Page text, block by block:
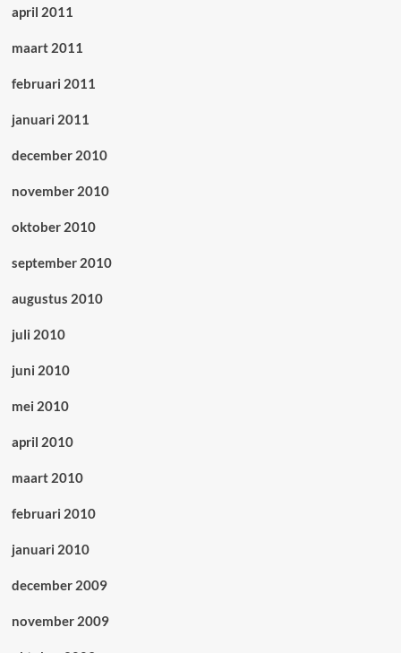
april 2011
maart 2011
februari 2011
januari 2011
december 2010
november 2010
oktober 2010
september 2010
augustus 2010
juli 2010
juni 2010
mei 2010
april 2010
maart 2010
februari 2010
januari 2010
december 2009
november 2009